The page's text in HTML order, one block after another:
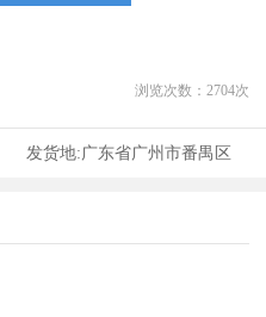
浏览次数： 2704次
发货地:广东省广州市番禺区